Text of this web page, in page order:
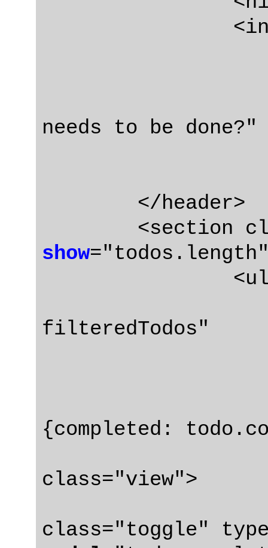
needs to be done?"
<section
show
filteredTodos"
{completed:
class="view">
class="toggle"